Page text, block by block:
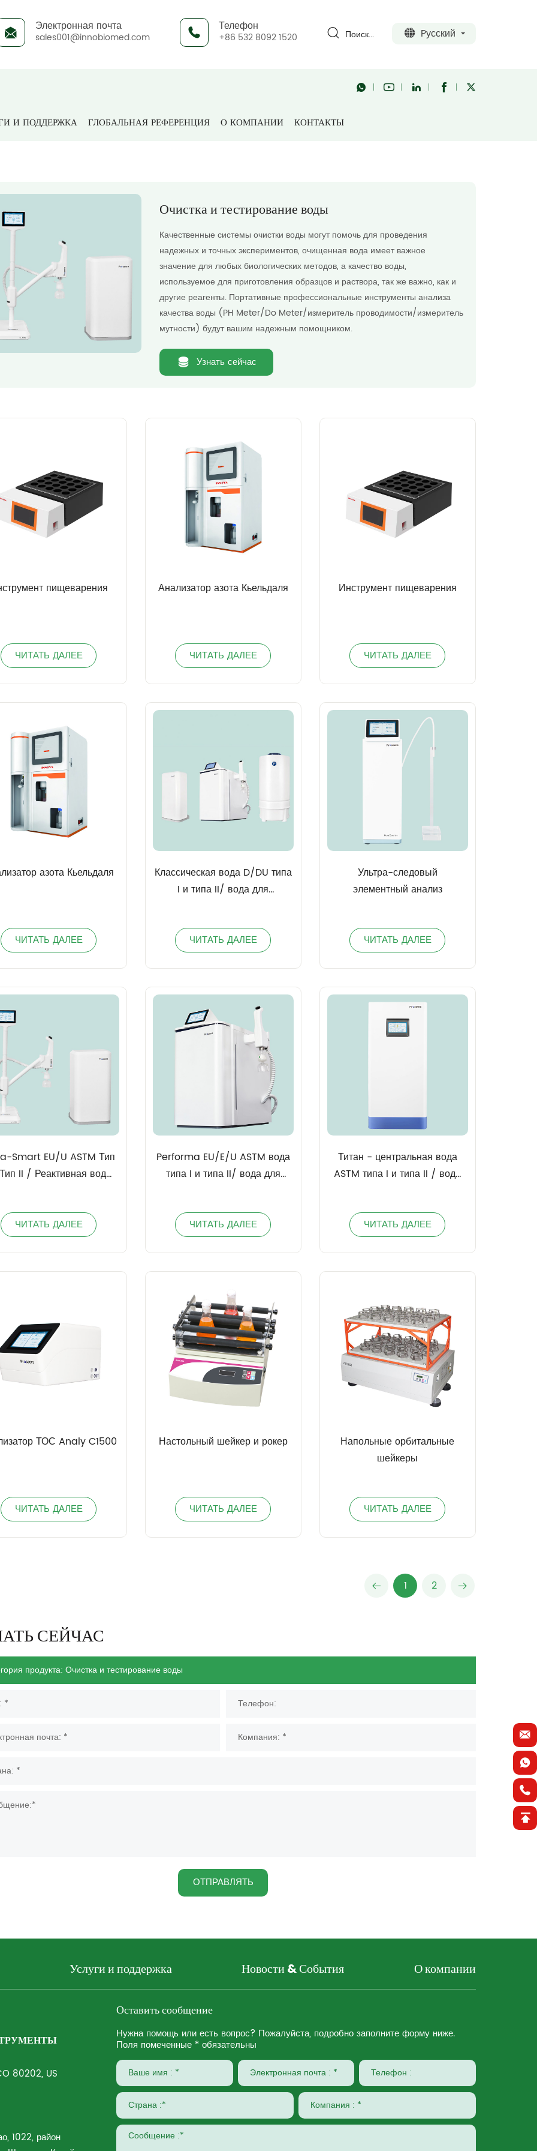
Pусский
Поиск...
Электронная почта
sales001@innobiomed.com
Телефон
+86 532 8092 1520
И ПОДДЕРЖКА ГЛОБАЛЬНАЯ РЕФЕРЕНЦИЯ О КОМПАНИИ КОНТАКТЫ
Дом Продукты Очистка и тестирование воды
Очистка и тестирование воды
Качественные системы очистки воды могут помочь для проведения
надежных и точных экспериментов, очищенная вода имеет важное
значение для любых биологических методов, а качество воды,
используемое для приготовления образцов и раствора, так же важно, как и
другие реагенты. Портативные профессиональные инструменты анализа
качества воды (PH Meter/Do Meter/измеритель проводимости/измеритель
мутности) будут вашим надежным помощником.
Узнать сейчас
пищеварения
ЧИТАТЬ ДАЛЕЕ
Анализатор азота Кьельдаля
ЧИТАТЬ ДАЛЕЕ
Инструмент пищеварения
ЧИТАТЬ ДАЛЕЕ
азота Кьельдаля
ЧИТАТЬ ДАЛЕЕ
Классическая вода D/DU типа
I и типа II/ вода для
ЧИТАТЬ ДАЛЕЕ
Ультра-следовый
элементный анализ
ЧИТАТЬ ДАЛЕЕ
Smart EU/U ASTM Тип
II / Реактивная вода
ЧИТАТЬ ДАЛЕЕ
Performa EU/E/U ASTM вода
типа I и типа II/ вода для
ЧИТАТЬ ДАЛЕЕ
Титан - центральная вода
ASTM типа I и типа II / вода
(CLSI)
ЧИТАТЬ ДАЛЕЕ
ТОС Analy C1500
ЧИТАТЬ ДАЛЕЕ
Настольный шейкер и рокер
ЧИТАТЬ ДАЛЕЕ
Напольные орбитальные
шейкеры
ЧИТАТЬ ДАЛЕЕ
1 2
СЕЙЧАС
ОТПРАВЛЯТЬ
Услуги и поддержка Новости & События О компании
80202, US
1022, район
Оставить сообщение
Нужна помощь или есть вопрос? Пожалуйста, подробно заполните форму ниже.
Поля помеченные * обязательны